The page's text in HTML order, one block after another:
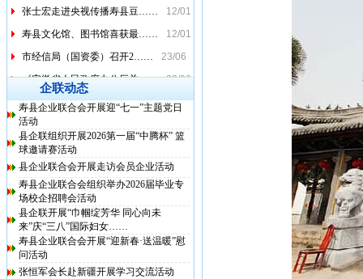
张士宏走进央视传播寿县豆……
12/01
寿县文化馆、图书馆喜获最……
12/01
市经信局（国资委）召开2……
23/06
《安徽省人民政府办公厅关……
23/06
生产需求逐步恢复 主要指……
省政府召开专题会议 助力……
六安：精准施策力促工业“……
22/06
安徽出台十条措施保障物流……
26/04
上海安徽经济文化促进会寿……
12/01
寿县企业家联合会第三届会……
张士宏走进央视传播寿县豆……
12/01
寿县文化馆、图书馆喜获最……
企联动态
寿县企业联合会开展迎“七一”主题党日
活动
县企联组织开展2026第一届“中腾杯” 篮
球邀请赛活动
县企业联合会开展走访会员企业活动
寿县企业联合会组织举办2026届毕业专
场校企招聘会活动
县企联开展“巾帼绽芳华 同心向未
来”庆“三八”国际妇女……
寿县企业联合会开展“迎新春·送温暖”慰
问活动
张恒军会长赴新疆开展学习交流活动